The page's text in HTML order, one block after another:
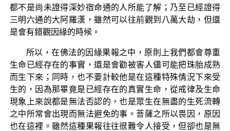
都不是尚未證得深妙宿命通的人所能了解；乃至已經證得
三明六通的大阿羅漢，雖然可以往前觀到八萬大劫，但還
是會有錯觀因緣的時候。
所以，在佛法的因緣果報之中，原則上我們都會尊重
生命已經存在的事實，還是會勸被害人儘可能把珠胎成熟
而生下來；同時，也不要計較他是在這種特殊情況下來受
生的，因為那畢竟是已經存在的真實生命，從戒律及生命
現象上來說都是無法否認的，也是眾生在無盡的生死流轉
之中所常會出現而無法避免的事。菩薩之所以畏因，原因
也在這裡。雖然這種果報往往很難令人接受，但卻也是無